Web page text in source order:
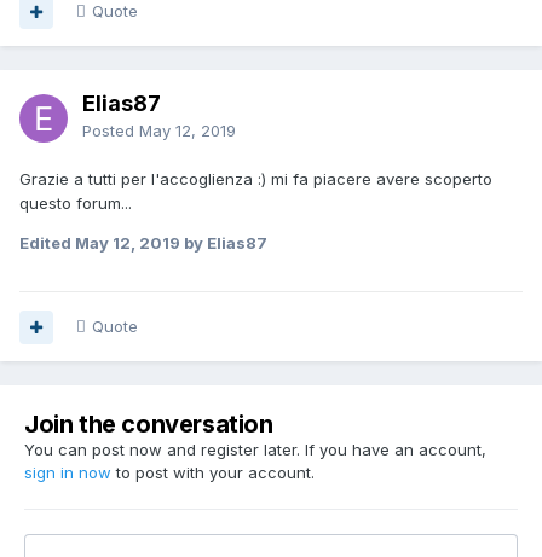
Quote
Elias87
Posted May 12, 2019
Grazie a tutti per l'accoglienza :) mi fa piacere avere scoperto
questo forum...
Edited May 12, 2019 by Elias87
Quote
Join the conversation
You can post now and register later. If you have an account,
sign in now to post with your account.